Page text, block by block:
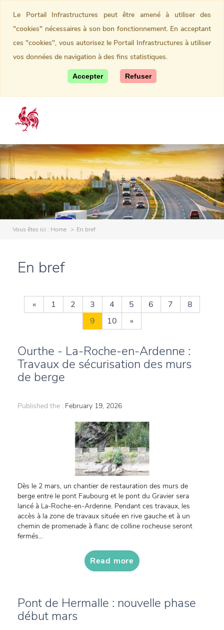
Vous êtes ici : Home En bref
En bref
« 1 2 3 4 5 6 7
8
9
10 »
Ourthe - La-Roche-en-Ardenne :
Travaux de sécurisation des murs
de berge
Published the : February 19, 2026
Dès le 2 mars, un chantier de restauration des murs de
berge entre le pont Faubourg et le pont du Gravier sera
lancé à La-Roche-en-Ardenne. Pendant ces travaux, les
accès à la zone de travaux située en rive gauche et à un
chemin de promenade à flanc de colline rocheuse seront
fermés...
Read more
Pont de Hermalle : nouvelle phase
début mars
Le Portail Infrastructures peut être amené à utiliser des
"cookies" nécessaires à son bon fonctionnement. En acceptant
ces "cookies", vous autorisez le Portail Infrastructures à utiliser
vos données de navigation à des fins statistiques.
Accepter Refuser